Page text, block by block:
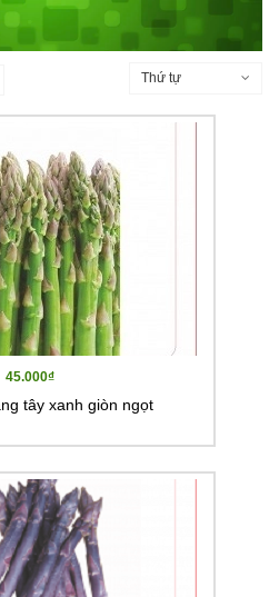
Thứ tự
45.000₫
tây xanh giòn ngọt